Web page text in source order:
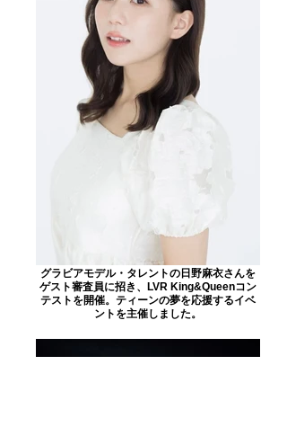
グラビアモデル・タレントの日野麻衣さんを
ゲスト審査員に招き、LVR King&Queenコン
テストを開催。ティーンの夢を応援するイベ
ントを主催しました。